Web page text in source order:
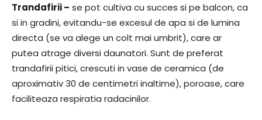
Trandafirii – se pot cultiva cu succes si pe balcon, ca
si in gradini, evitandu-se excesul de apa si de lumina
directa (se va alege un colt mai umbrit), care ar
putea atrage diversi daunatori. Sunt de preferat
trandafirii pitici, crescuti in vase de ceramica (de
aproximativ 30 de centimetri inaltime), poroase, care
faciliteaza respiratia radacinilor.